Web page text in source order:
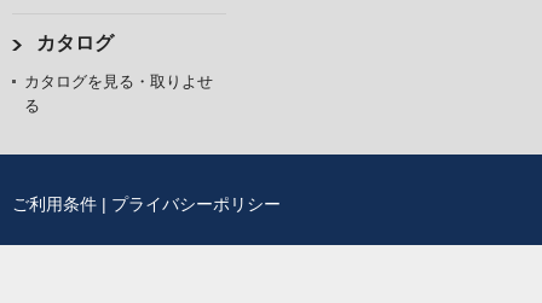
カタログ
カタログを見る・取りよせ
る
ご利用条件 | プライバシーポリシー